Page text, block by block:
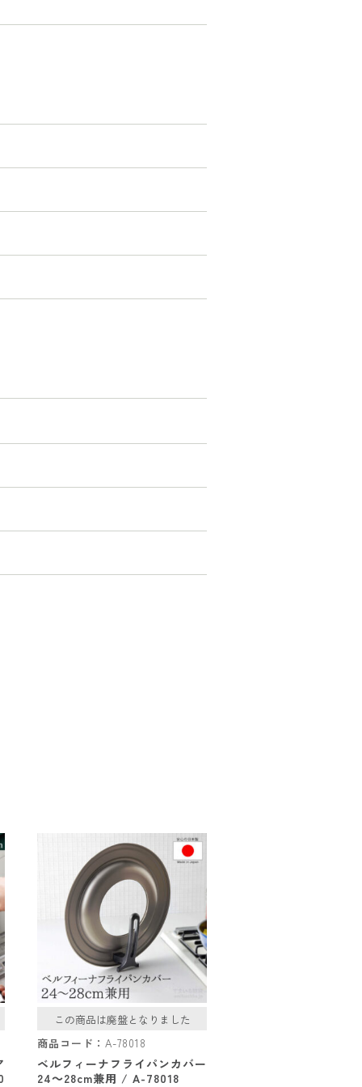
この商品は廃盤となりました
商品コード： A-78018
ベルフィーナフライパンカバー
24～28cm兼用 / A-78018